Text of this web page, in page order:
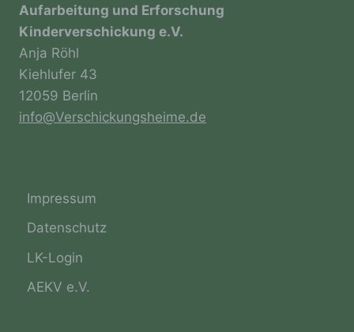
Aufarbeitung und Erforschung
Kinderverschickung e.V.
Anja Röhl
Kiehlufer 43
12059 Berlin
info@Verschickungsheime.de
Impressum
Datenschutz
LK-Login
AEKV e.V.
Bestimmungen mit datenschutzrechtlichem
Charakter ist die:
Verein: Aufarbeitung und Erforschung von Kinder-
Verschickung e.V.
Anja Röhl (Vorsitzende)
Kiehlufer 43
Cookies / SessionStorage / LocalStorage